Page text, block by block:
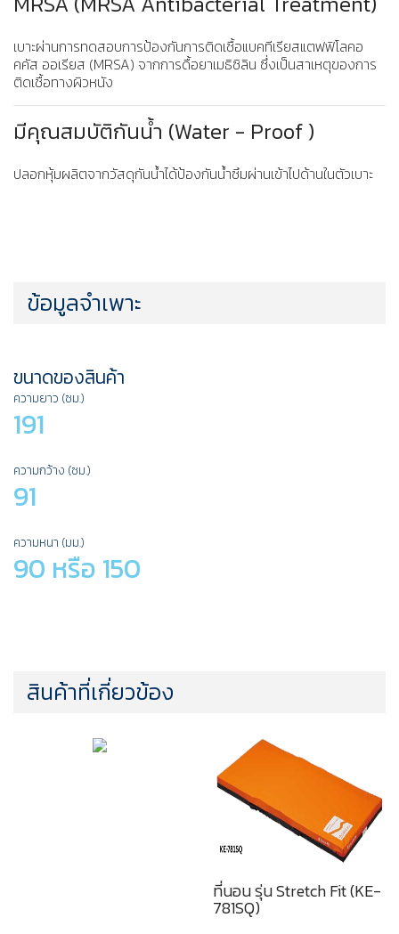
เบาะผ่านการทดสอบการป้องกันการติดเชื้อแบคทีเรียสแตฟฟิโลคอ
คคัส ออเรียส (MRSA) จากการดื้อยาเมธิซิลิน ซึ่งเป็นสาเหตุของการ
ติดเชื้อทางผิวหนัง
มีคุณสมบัติกันน้ำ (Water - Proof )
ปลอกหุ้มผลิตจากวัสดุกันน้ำได้ป้องกันน้ำซึมผ่านเข้าไปด้านในตัวเบาะ
ข้อมูลจำเพาะ
ขนาดของสินค้า
ความยาว (ซม.)
191
ความกว้าง (ซม.)
91
ความหนา (มม.)
90 หรือ 150
สินค้าที่เกี่ยวข้อง
ที่นอน รุ่น Stretch Fit (KE-
781SQ)